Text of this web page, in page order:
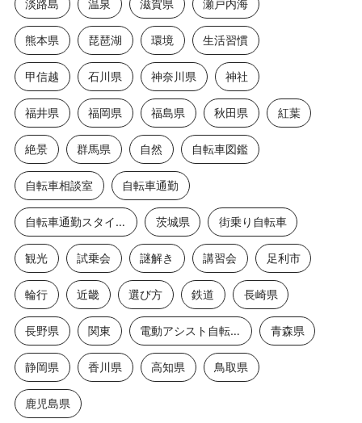
淡路島 温泉 滋賀県 瀬戸内海
熊本県 琵琶湖 環境 生活習慣
甲信越 石川県 神奈川県 神社
福井県 福岡県 福島県 秋田県 紅葉
絶景 群馬県 自然 自転車図鑑
自転車相談室 自転車通勤
自転車通勤スタイル 茨城県 街乗り自転車
観光 試乗会 謎解き 講習会 足利市
輪行 近畿 選び方 鉄道 長崎県
長野県 関東 電動アシスト自転車 青森県
静岡県 香川県 高知県 鳥取県
鹿児島県